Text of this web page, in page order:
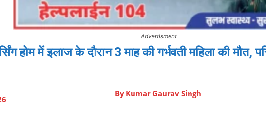
Advertisment
होम में इलाज के दौरान 3 माह की गर्भवती महिला की मौत,
By Kumar Gaurav Singh